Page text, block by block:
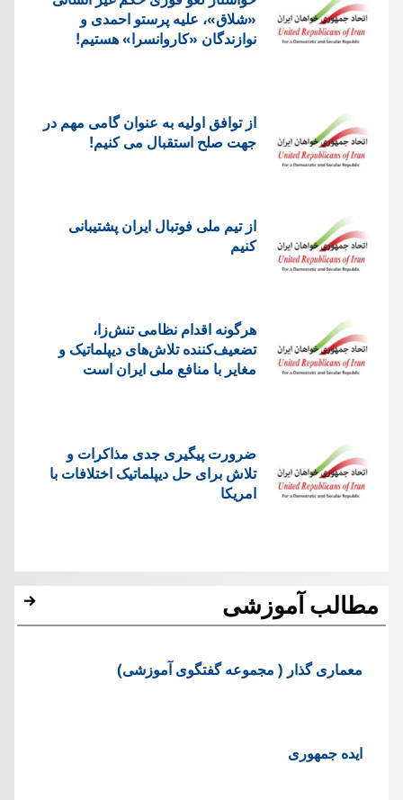
«شلاق»، علیه پرستو احمدی و
نوازندگان «کاروانسرا» هستیم!
از توافق اولیه به عنوان گامی مهم در
جهت صلح استقبال می کنیم!
از تیم ملی فوتبال ایران پشتیبانی
کنیم
هرگونه اقدام نظامی تنش‌زا،
تضعیف‌کننده تلاش‌های دیپلماتیک و
مغایر با منافع ملی ایران است
ضرورت پیگیری جدی مذاکرات و
تلاش برای حل دیپلماتیک اختلافات با
امریکا
مطالب آموزشی
معماری گذار ( مجموعه گفتگوی آموزشی)
ایده جمهوری